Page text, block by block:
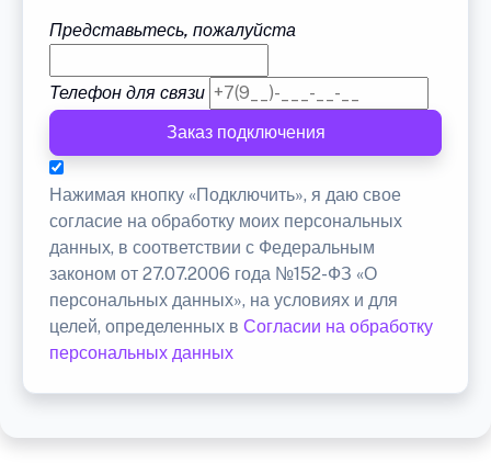
Представьтесь, пожалуйста
Телефон для связи
Заказ подключения
Нажимая кнопку «Подключить», я даю свое
согласие на обработку моих персональных
данных, в соответствии с Федеральным
законом от 27.07.2006 года №152-ФЗ «О
персональных данных», на условиях и для
целей, определенных в Согласии на обработку
персональных данных